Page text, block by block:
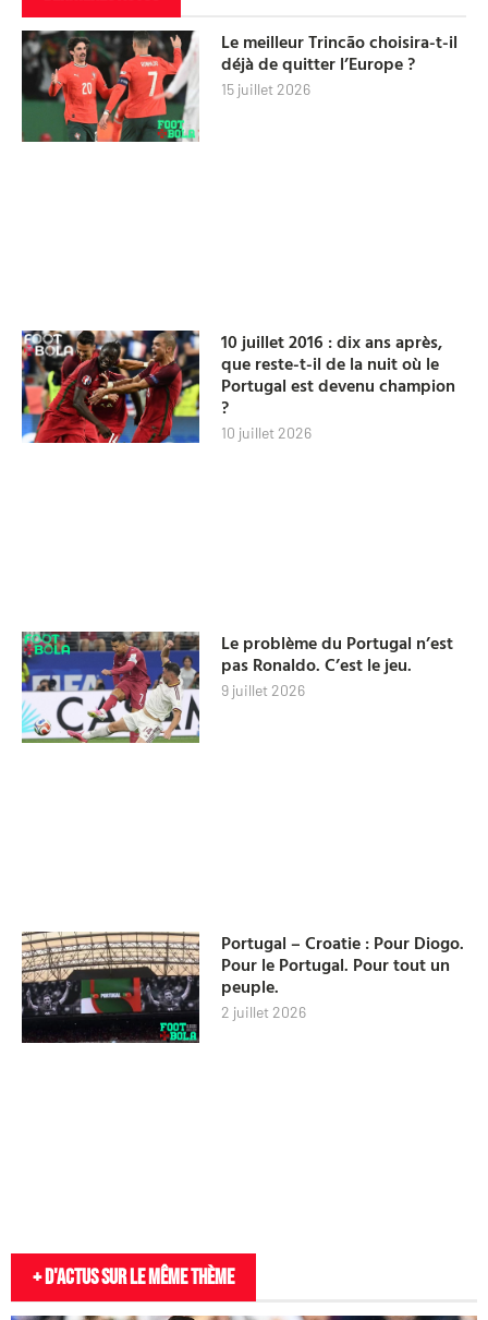
Le meilleur Trincão choisira-t-il
déjà de quitter l’Europe ?
15 juillet 2026
10 juillet 2016 : dix ans après,
que reste-t-il de la nuit où le
Portugal est devenu champion
?
10 juillet 2026
Le problème du Portugal n’est
pas Ronaldo. C’est le jeu.
9 juillet 2026
Portugal – Croatie : Pour Diogo.
Pour le Portugal. Pour tout un
peuple.
2 juillet 2026
+ D'actus sur le même thème